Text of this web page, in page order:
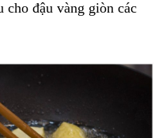
cho đậu vàng giòn các